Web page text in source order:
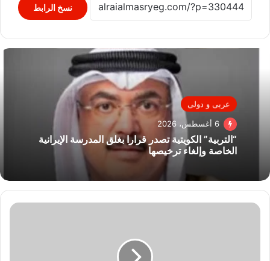
نسخ الرابط
عربى و دولى
6 أغسطس، 2026
“التربية” الكويتية تصدر قرارا بغلق المدرسة الإيرانية
الخاصة وإلغاء ترخيصها
روسيا